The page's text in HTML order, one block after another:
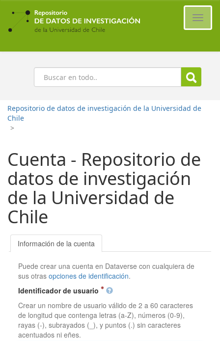
Ir
contenido
principal
Buscar
Repositorio de datos de investigación de la Universidad de
Chile
>
Cuenta - Repositorio de
datos de investigación
de la Universidad de
Chile
Información de la cuenta
Puede crear una cuenta en Dataverse con cualquiera de
sus otrasopciones de identificación.
Identificador de usuario
Crear un nombre de usuario válido de 2 a 60 caracteres
de longitud que contenga letras (a-Z), números (0-9),
rayas (-), subrayados (_), y puntos (.) sin caracteres
acentuados ni eñes.